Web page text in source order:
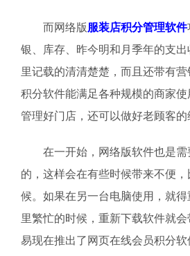
而网络版服装店积分管理软件
银、库存、昨今明和月季年的支
里记载的清清楚楚，而且还带有
积分软件能满足各种规模的商家
管理好门店，还可以做好老顾客的
在一开始，网络版软件也是需
的，这样会在有些时候带来不便
候。如果在另一台电脑使用，就
里繁忙的时候，重新下载软件就
易现在推出了网页在线会员积分